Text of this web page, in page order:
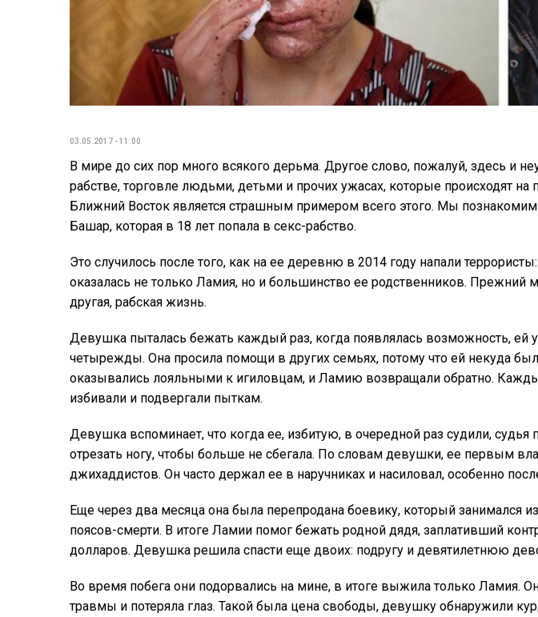
03.05.2017 - 11:00
В мире до сих пор много всякого дерьма. Другое слово, пожалуй, здесь и
рабстве, торговле людьми, детьми и прочих ужасах, которые происходят на
Ближний Восток является страшным примером всего этого. Мы
Башар, которая в 18 лет попала в секс-рабство.
Это случилось после того, как на ее деревню в 2014 году напали
оказалась не только Ламия, но и большинство ее родственников. Прежний
другая, рабская жизнь.
Девушка пыталась бежать каждый раз, когда появлялась возможность, ей
четырежды. Она просила помощи в других семьях, потому что ей некуда
оказывались лояльными к игиловцам, и Ламию возвращали обратно.
избивали и подвергали пыткам.
Девушка вспоминает, что когда ее, избитую, в очередной раз судили, судья
отрезать ногу, чтобы больше не сбегала. По словам девушки, ее первым
джихаддистов. Он часто держал ее в наручниках и насиловал, особенно
Еще через два месяца она была перепродана боевику, который занимался
поясов-смерти. В итоге Ламии помог бежать родной дядя, заплативший
долларов. Девушка решила спасти еще двоих: подругу и девятилетнюю
Во время побега они подорвались на мине, в итоге выжила только Ламия.
травмы и потеряла глаз. Такой была цена свободы, девушку обнаружили